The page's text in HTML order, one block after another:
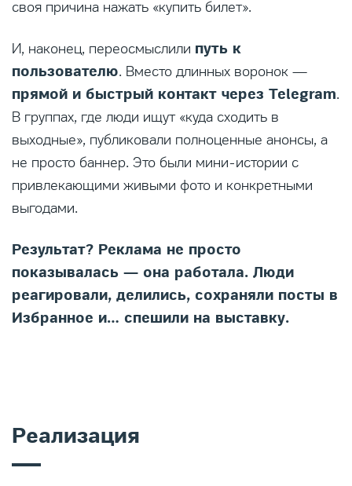
своя причина нажать «купить билет».
И, наконец, переосмыслили путь к
пользователю. Вместо длинных воронок —
прямой и быстрый контакт через Telegram.
В группах, где люди ищут «куда сходить в
выходные», публиковали полноценные анонсы, а
не просто баннер. Это были мини-истории с
привлекающими живыми фото и конкретными
выгодами.
Результат? Реклама не просто
показывалась — она работала. Люди
реагировали, делились, сохраняли посты в
Избранное и… спешили на выставку.
Реализация